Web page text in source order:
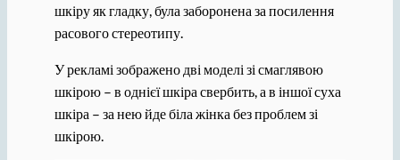
шкіру як гладку, була заборонена за посилення
расового стереотипу.
У рекламі зображено дві моделі зі смаглявою
шкірою – в однієї шкіра свербить, а в іншої суха
шкіра – за нею йде біла жінка без проблем зі
шкірою.